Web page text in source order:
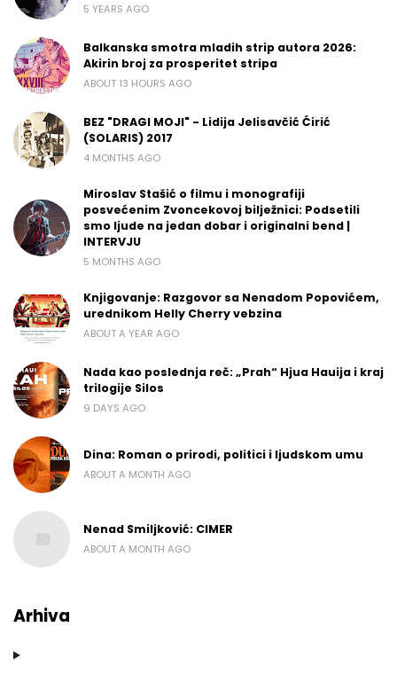
5 YEARS AGO
Balkanska smotra mladih strip autora 2026:
Akirin broj za prosperitet stripa
ABOUT 13 HOURS AGO
BEZ "DRAGI MOJI" - Lidija Jelisavčić Ćirić
(SOLARIS) 2017
4 MONTHS AGO
Miroslav Stašić o filmu i monografiji
posvećenim Zvoncekovoj bilježnici: Podsetili
smo ljude na jedan dobar i originalni bend |
INTERVJU
5 MONTHS AGO
Knjigovanje: Razgovor sa Nenadom Popovićem,
urednikom Helly Cherry vebzina
ABOUT A YEAR AGO
Nada kao poslednja reč: „Prah“ Hjua Hauija i kraj
trilogije Silos
9 DAYS AGO
Dina: Roman o prirodi, politici i ljudskom umu
ABOUT A MONTH AGO
Nenad Smiljković: CIMER
ABOUT A MONTH AGO
Arhiva